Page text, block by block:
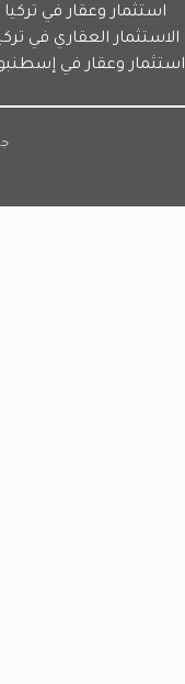
استثمار وعقار في تركيا
الاستثمار العقاري في
استثمار وعقار في